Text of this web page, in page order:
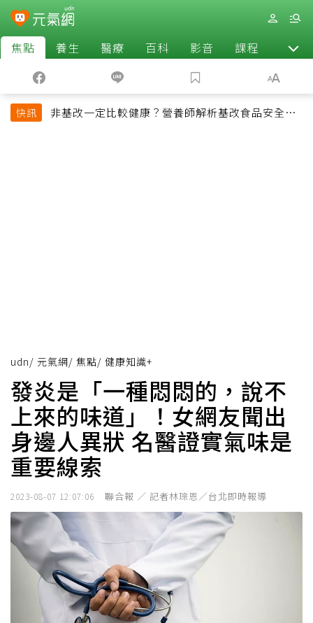
焦點 養生 醫療 百科 影音 課程 退休
快訊
非基改一定比較健康？營養師解析基改食品安全性
udn/ 元氣網/ 焦點/ 健康知識+
發炎是「一種悶悶的，說不
上來的味道」！女網友聞出
身邊人異狀 名醫證實氣味是
重要線索
2023-08-07 12:07:06 聯合報 ／ 記者林琮恩／台北即時報導